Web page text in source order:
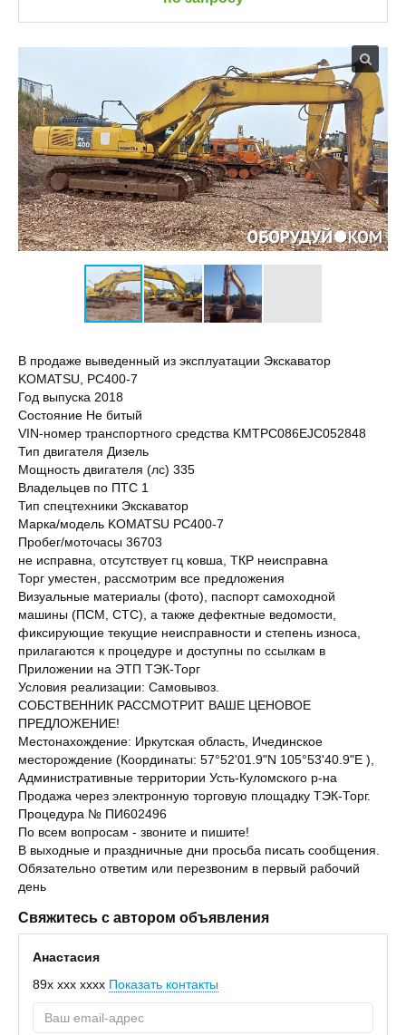
В продаже выведенный из эксплуатации Экскаватор
KOMATSU, PC400-7
Год выпуска 2018
Состояние Не битый
VIN-номер транспортного средства KMTPC086EJC052848
Тип двигателя Дизель
Мощность двигателя (лс) 335
Владельцев по ПТС 1
Тип спецтехники Экскаватор
Марка/модель KOMATSU PC400-7
Пробег/моточасы 36703
не исправна, отсутствует гц ковша, ТКР неисправна
Торг уместен, рассмотрим все предложения
Визуальные материалы (фото), паспорт самоходной
машины (ПСМ, СТС), а также дефектные ведомости,
фиксирующие текущие неисправности и степень износа,
прилагаются к процедуре и доступны по ссылкам в
Приложении на ЭТП ТЭК-Торг
Условия реализации: Самовывоз.
СОБСТВЕННИК РАССМОТРИТ ВАШЕ ЦЕНОВОЕ
ПРЕДЛОЖЕНИЕ!
Местонахождение: Иркутская область, Ичединское
месторождение (Координаты: 57°52'01.9"N 105°53'40.9"E ),
Административные территории Усть-Куломского р-на
Продажа через электронную торговую площадку ТЭК-Торг.
Процедура № ПИ602496
По всем вопросам - звоните и пишите!
В выходные и праздничные дни просьба писать сообщения.
Обязательно ответим или перезвоним в первый рабочий
день
Свяжитесь с автором объявления
Анастасия
89x xxx xxxx Показать контакты